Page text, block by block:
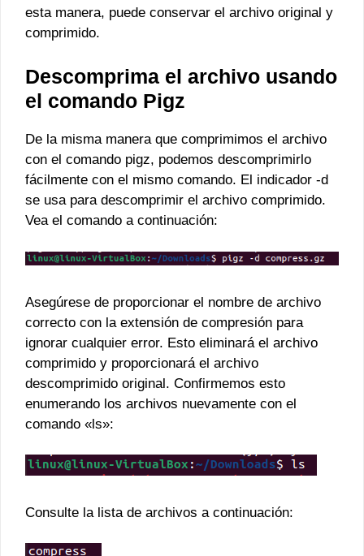
esta manera, puede conservar el archivo original y
comprimido.
Descomprima el archivo usando
el comando Pigz
De la misma manera que comprimimos el archivo
con el comando pigz, podemos descomprimirlo
fácilmente con el mismo comando. El indicador -d
se usa para descomprimir el archivo comprimido.
Vea el comando a continuación:
Asegúrese de proporcionar el nombre de archivo
correcto con la extensión de compresión para
ignorar cualquier error. Esto eliminará el archivo
comprimido y proporcionará el archivo
descomprimido original. Confirmemos esto
enumerando los archivos nuevamente con el
comando «ls»:
Consulte la lista de archivos a continuación: